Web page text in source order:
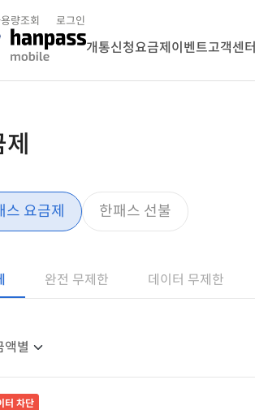
량조회 로그인
개통신청요금제 이벤트고객센터
스 요금제 한패스 선불
완전 무제한 데이터 무제한
터 차단